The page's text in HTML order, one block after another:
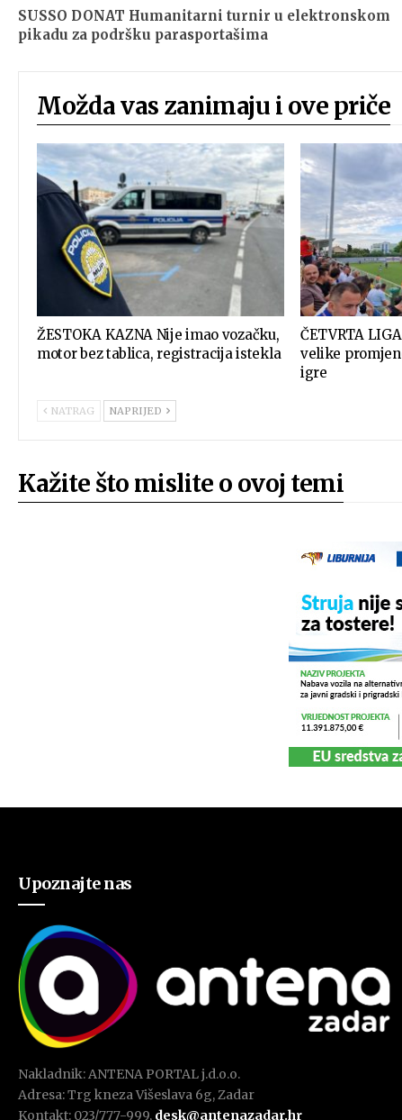
SUSSO DONAT Humanitarni turnir u elektronskom
pikadu za podršku parasportašima
Možda vas zanimaju i ove priče
ŽESTOKA KAZNA Nije imao vozačku,
motor bez tablica, registracija istekla
ČETVRTA
velike
igre
NATRAG NAPRIJED
Kažite što mislite o ovoj temi
Upoznajte nas
Nakladnik: ANTENA PORTAL j.d.o.o.
Adresa: Trg kneza Višeslava 6g, Zadar
Kontakt: 023/777-999, desk@antenazadar.hr